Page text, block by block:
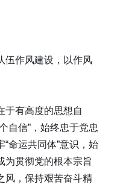
伍作风建设，以作风
于有高度的思想自
自信”，始终忠于党忠
命运共同体”意识，始
为贯彻党的根本宗旨
风，保持艰苦奋斗精